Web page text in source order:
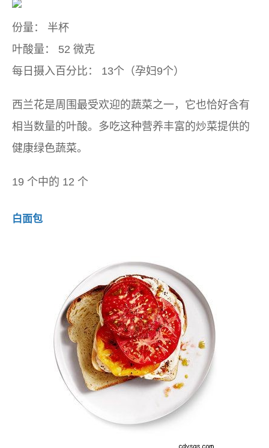
份量：
半杯
叶酸量：
52 微克
每日摄入百分比：
13个（孕妇9个）
西兰花是周围最受欢迎的蔬菜之一，它也恰好含有
相当数量的叶酸。多吃这种营养丰富的炒菜提供的
健康绿色蔬菜。
19 个中的 12 个
白面包